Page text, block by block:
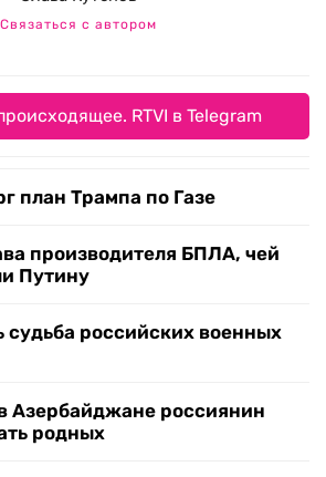
Связаться с автором
RTVI в Telegram
план Трампа по Газе
производителя БПЛА, чей
Путину
судьба российских военных
Азербайджане россиянин
родных